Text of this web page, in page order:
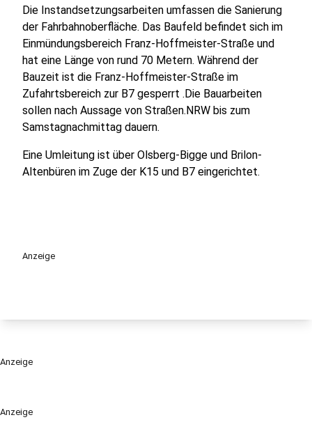
Anzeige
Die Instandsetzungsarbeiten umfassen die Sanierung
der Fahrbahnoberfläche. Das Baufeld befindet sich im
Einmündungsbereich Franz-Hoffmeister-Straße und
hat eine Länge von rund 70 Metern. Während der
Bauzeit ist die Franz-Hoffmeister-Straße im
Zufahrtsbereich zur B7 gesperrt .Die Bauarbeiten
sollen nach Aussage von Straßen.NRW bis zum
Samstagnachmittag dauern.
Eine Umleitung ist über Olsberg-Bigge und Brilon-
Altenbüren im Zuge der K15 und B7 eingerichtet.
Anzeige
Anzeige